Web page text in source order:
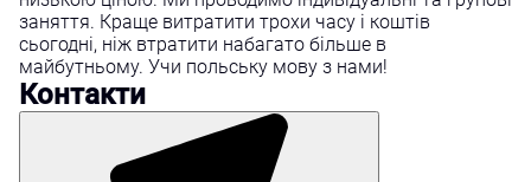
заняття. Краще витратити трохи часу і коштів
сьогодні, ніж втратити набагато більше в
майбутньому. Учи польську мову з нами!
Контакти